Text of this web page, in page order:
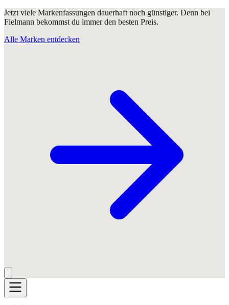
Jetzt viele Markenfassungen dauerhaft noch günstiger. Denn bei
Fielmann bekommst du immer den besten Preis.
Alle Marken entdecken